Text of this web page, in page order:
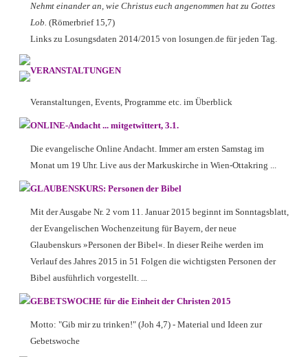
Nehmt einander an, wie Christus euch angenommen hat zu Gottes
Lob. (Römerbrief 15,7)
Links zu Losungsdaten 2014/2015 von losungen.de für jeden Tag.
VERANSTALTUNGEN
Veranstaltungen, Events, Programme etc. im Überblick
ONLINE-Andacht ... mitgetwittert, 3.1.
Die evangelische Online Andacht. Immer am ersten Samstag im
Monat um 19 Uhr. Live aus der Markuskirche in Wien-Ottakring ...
GLAUBENSKURS: Personen der Bibel
Mit der Ausgabe Nr. 2 vom 11. Januar 2015 beginnt im Sonntagsblatt,
der Evangelischen Wochenzeitung für Bayern, der neue
Glaubenskurs »Personen der Bibel«. In dieser Reihe werden im
Verlauf des Jahres 2015 in 51 Folgen die wichtigsten Personen der
Bibel ausführlich vorgestellt. ...
GEBETSWOCHE für die Einheit der Christen 2015
Motto: "Gib mir zu trinken!" (Joh 4,7) - Material und Ideen zur
Gebetswoche